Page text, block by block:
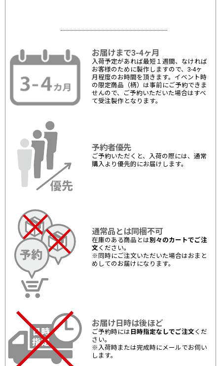
お届けまで3-4ヶ月
入荷予定があれば最短１週間、なければ
お客様のために製作しますので、3-4ヶ
月程度のお時間を頂きます。イベント時
の限定商品（柄）は事前にご予約できま
せんので、ご予約いただいた場合はすべ
て受注製作となります。
予約者優先
ご予約いただくと、入荷の際には、通常
購入より優先的にお届けします。
通常品とは同梱不可
在庫のある商品とは別々のカートでご注
文 ください。
※同時にご注文いただいた場合はおまと
めしてのお届けになります。
お届け日時は後ほど
ご予約時には 日時指定なしでご注文 くだ
さい。
※入荷時または完成時にメールでお伺い
します。